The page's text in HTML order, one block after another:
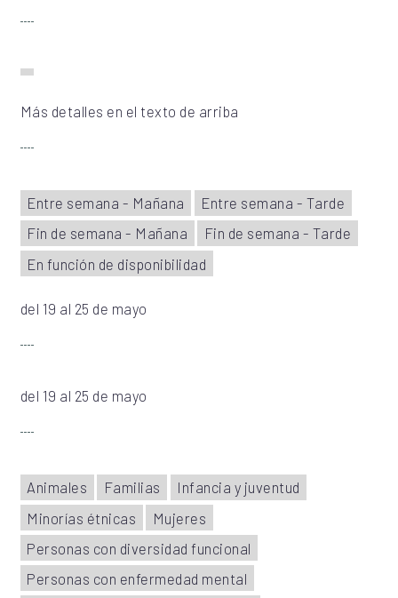
Más detalles en el texto de arriba
Entre semana - Mañana
Entre semana - Tarde
Fin de semana - Mañana
Fin de semana - Tarde
En función de disponibilidad
del 19 al 25 de mayo
del 19 al 25 de mayo
Animales Familias
Infancia y juventud
Minorías étnicas
Mujeres
Personas con diversidad funcional
Personas con enfermedad mental